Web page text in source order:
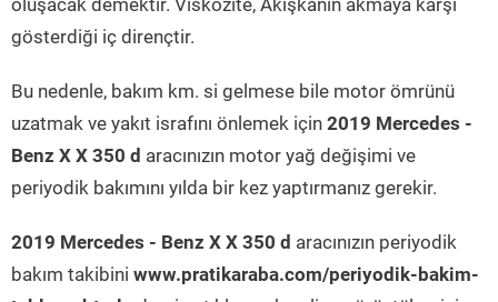
oluşacak demektir. Viskozite, Akışkanın akmaya karşı
gösterdiği iç dirençtir.
Bu nedenle, bakım km. si gelmese bile motor ömrünü
uzatmak ve yakıt israfını önlemek için 2019 Mercedes -
Benz X X 350 d aracınızın motor yağ değişimi ve
periyodik bakımını yılda bir kez yaptırmanız gerekir.
2019 Mercedes - Benz X X 350 d aracınızın periyodik
bakım takibini www.pratikaraba.com/periyodik-bakim-